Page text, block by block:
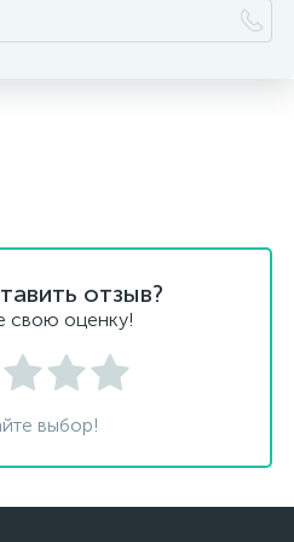
отзыв?
свою оценку!
выбор!